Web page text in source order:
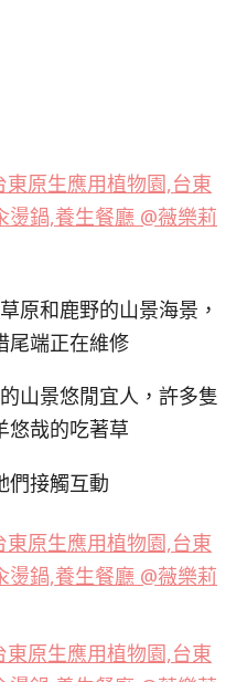
原和鹿野的山景海景，
尾端正在維修
山景悠閒宜人，許多隻
悠哉的吃著草
們接觸互動